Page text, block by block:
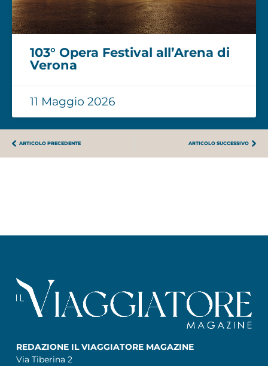
103° Opera Festival all’Arena di
Verona
11 Maggio 2026
ARTICOLO PRECEDENTE ARTICOLO SUCCESSIVO
REDAZIONE IL VIAGGIATORE MAGAZINE
Via Tiberina 2